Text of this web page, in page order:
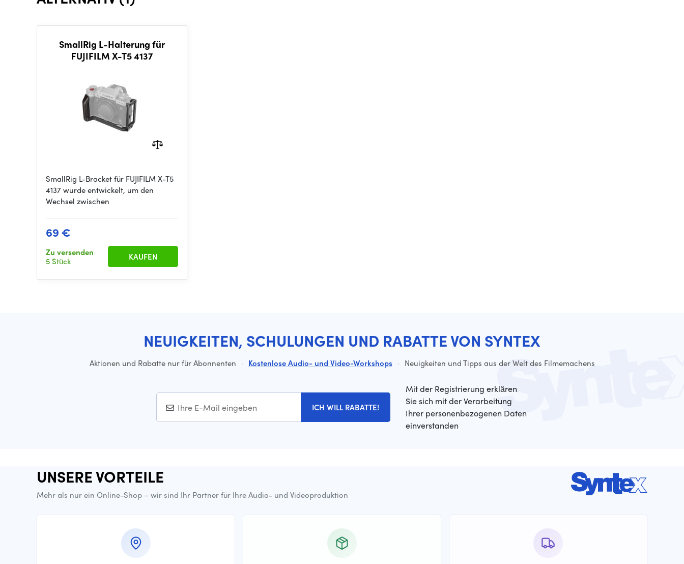
SmallRig L-Halterung für
FUJIFILM X-T5 4137
SmallRig L-Bracket für FUJIFILM X-T5
4137 wurde entwickelt, um den
Wechsel zwischen
69 €
Zu versenden
5 Stück
KAUFEN
NEUIGKEITEN, SCHULUNGEN UND RABATTE VON SYNTEX
Aktionen und Rabatte nur für Abonnenten · Kostenlose Audio- und Video-Workshops · Neuigkeiten und Tipps aus der Welt des Filmemachens
ICH WILL RABATTE!
Mit der Registrierung erklären
Sie sich mit der Verarbeitung
Ihrer personenbezogenen Daten
einverstanden
UNSERE VORTEILE
Mehr als nur ein Online-Shop – wir sind Ihr Partner für Ihre Audio- und Videoproduktion